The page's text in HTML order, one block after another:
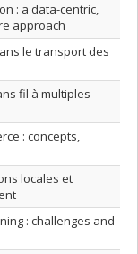
: a data-centric,
approach
le transport des
fil à multiples-
: concepts,
locales et
: challenges and